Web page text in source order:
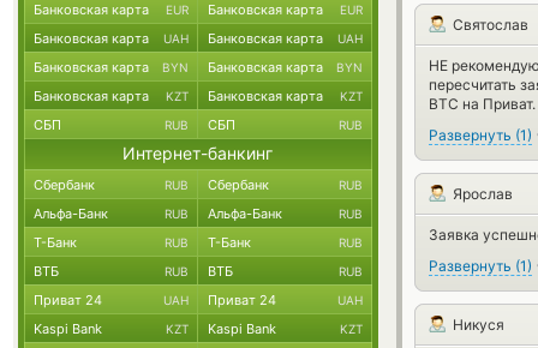
Святослав
НЕ
пересчитать
BTC на Приват.
Развернуть (1)
Ярослав
Заявка
Развернуть (1)
Никуся
Банковская карта EUR Банковская карта EUR
Банковская карта UAH Банковская карта UAH
Банковская карта BYN Банковская карта BYN
Банковская карта KZT Банковская карта KZT
СБП RUB СБП RUB
Интернет-банкинг
Сбербанк RUB Сбербанк RUB
Альфа-Банк RUB Альфа-Банк RUB
Т-Банк RUB Т-Банк RUB
ВТБ RUB ВТБ RUB
Приват 24 UAH Приват 24 UAH
Kaspi Bank KZT Kaspi Bank KZT